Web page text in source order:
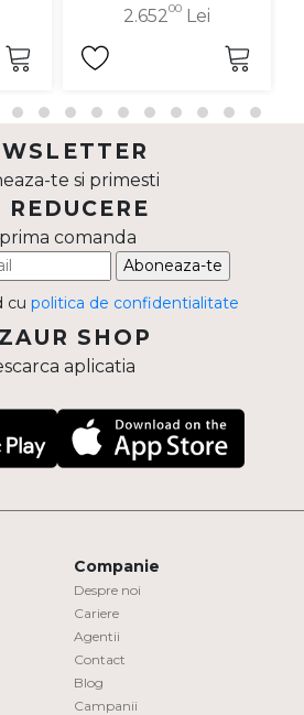
2.65200Lei
te si primesti
REDUCERE
prima comanda
Aboneaza-te
cu politica de confidentialitate
SHOP
aplicatia
Companie
Despre noi
Cariere
Agentii
Contact
Blog
Campanii